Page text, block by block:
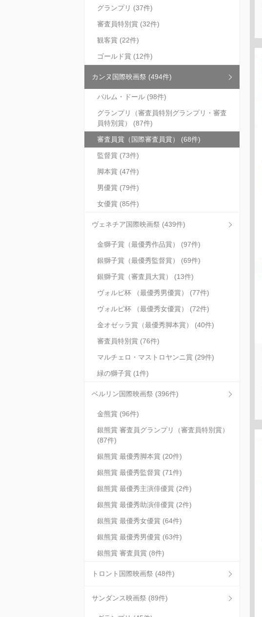
グランプリ (37件)
審査員特別賞 (32件)
観客賞 (22件)
ゴールド賞 (12件)
カンヌ国際映画祭 (494件)
パルム・ドール (98件)
グランプリ（審査員特別グランプリ・審査
員特別賞） (87件)
審査員賞（国際審査員賞） (68件)
監督賞 (73件)
脚本賞 (47件)
男優賞 (79件)
女優賞 (85件)
ヴェネチア国際映画祭 (439件)
金獅子賞（最優秀作品賞） (97件)
銀獅子賞（最優秀監督賞） (69件)
銀獅子賞（審査員大賞） (13件)
ヴォルピ杯 （最優秀男優賞） (77件)
ヴォルピ杯 （最優秀女優賞） (72件)
金オゼッラ賞（最優秀脚本賞） (40件)
審査員特別賞 (76件)
マルチェロ・マストロヤンニ賞 (29件)
緑の獅子賞 (1件)
ベルリン国際映画祭 (396件)
金熊賞 (96件)
銀熊賞 審査員グランプリ（審査員特別賞）
(87件)
銀熊賞 最優秀脚本賞 (20件)
銀熊賞 最優秀監督賞 (71件)
銀熊賞 最優秀主演俳優賞 (2件)
銀熊賞 最優秀助演俳優賞 (2件)
銀熊賞 最優秀女優賞 (64件)
銀熊賞 最優秀男優賞 (63件)
銀熊賞 審査員賞 (8件)
トロント国際映画祭 (48件)
サンダンス映画祭 (89件)